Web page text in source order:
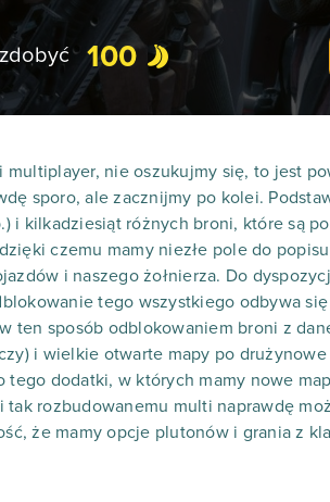
zdobyć 100
nie oszukujmy się, to jest
sporo, ale zacznijmy po kolei.
i kilkadziesiąt różnych broni, które są
czemu mamy niezłe pole do
i naszego żołnierza. Do
tego wszystkiego odbywa
ten sposób odblokowaniem broni z
i wielkie otwarte mapy po
dodatki, w których mamy nowe
rozbudowanemu multi naprawdę
że mamy opcje plutonów i grania z